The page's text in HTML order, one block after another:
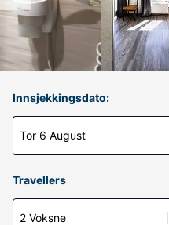
Innsjekkingsdato:
Tor 6 August
Travellers
2 Voksne